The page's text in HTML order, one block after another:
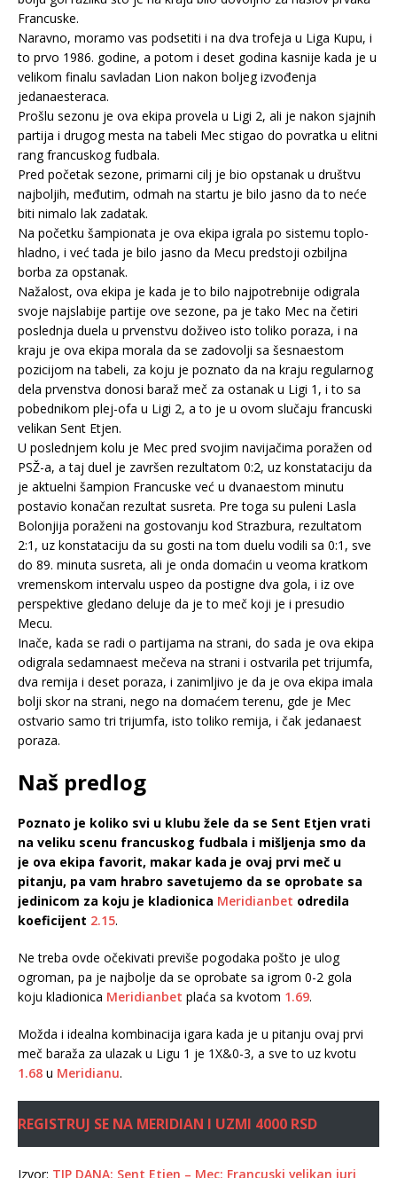
Francuske.
Naravno, moramo vas podsetiti i na dva trofeja u Liga Kupu, i
to prvo 1986. godine, a potom i deset godina kasnije kada je u
velikom finalu savladan Lion nakon boljeg izvođenja
jedanaesteraca.
Prošlu sezonu je ova ekipa provela u Ligi 2, ali je nakon sjajnih
partija i drugog mesta na tabeli Mec stigao do povratka u elitni
rang francuskog fudbala.
Pred početak sezone, primarni cilj je bio opstanak u društvu
najboljih, međutim, odmah na startu je bilo jasno da to neće
biti nimalo lak zadatak.
Na početku šampionata je ova ekipa igrala po sistemu toplo-
hladno, i već tada je bilo jasno da Mecu predstoji ozbiljna
borba za opstanak.
Nažalost, ova ekipa je kada je to bilo najpotrebnije odigrala
svoje najslabije partije ove sezone, pa je tako Mec na četiri
poslednja duela u prvenstvu doživeo isto toliko poraza, i na
kraju je ova ekipa morala da se zadovolji sa šesnaestom
pozicijom na tabeli, za koju je poznato da na kraju regularnog
dela prvenstva donosi baraž meč za ostanak u Ligi 1, i to sa
pobednikom plej-ofa u Ligi 2, a to je u ovom slučaju francuski
velikan Sent Etjen.
U poslednjem kolu je Mec pred svojim navijačima poražen od
PSŽ-a, a taj duel je završen rezultatom 0:2, uz konstataciju da
je aktuelni šampion Francuske već u dvanaestom minutu
postavio konačan rezultat susreta. Pre toga su puleni Lasla
Bolonjija poraženi na gostovanju kod Strazbura, rezultatom
2:1, uz konstataciju da su gosti na tom duelu vodili sa 0:1, sve
do 89. minuta susreta, ali je onda domaćin u veoma kratkom
vremenskom intervalu uspeo da postigne dva gola, i iz ove
perspektive gledano deluje da je to meč koji je i presudio
Mecu.
Inače, kada se radi o partijama na strani, do sada je ova ekipa
odigrala sedamnaest mečeva na strani i ostvarila pet trijumfa,
dva remija i deset poraza, i zanimljivo je da je ova ekipa imala
bolji skor na strani, nego na domaćem terenu, gde je Mec
ostvario samo tri trijumfa, isto toliko remija, i čak jedanaest
poraza.
Naš predlog
Poznato je koliko svi u klubu žele da se Sent Etjen vrati
na veliku scenu francuskog fudbala i mišljenja smo da
je ova ekipa favorit, makar kada je ovaj prvi meč u
pitanju, pa vam hrabro savetujemo da se oprobate sa
jedinicom za koju je kladionica Meridianbet odredila
koeficijent 2.15.
Ne treba ovde očekivati previše pogodaka pošto je ulog
ogroman, pa je najbolje da se oprobate sa igrom 0-2 gola
koju kladionica Meridianbet plaća sa kvotom 1.69.
Možda i idealna kombinacija igara kada je u pitanju ovaj prvi
meč baraža za ulazak u Ligu 1 je 1X&0-3, a sve to uz kvotu
1.68 u Meridianu.
REGISTRUJ SE NA MERIDIAN I UZMI 4000 RSD
Izvor: TIP DANA: Sent Etjen – Mec: Francuski velikan juri